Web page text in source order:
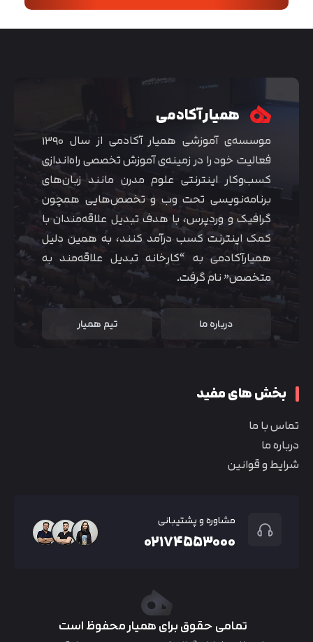
همیار آکادمی
موسسه‌ی آموزشی همیار آکادمی از سال ۱۳۹۰
فعالیت خود را در زمینه‌ی آموزش تخصصی راه‌اندازی
کسب‌و‌کار اینترنتی علوم مدرن مانند زبان‌های
برنامه‌نویسی تحت وب و تخصص‌هایی همچون
گرافیک و وردپرس، با هدف تبدیل علاقه‌مندان با
کمک اینترنت کسب درآمد کنند، به همین دلیل
همیارآکادمی به “کارخانه تبدیل علاقه‌مند به
متخصص” نام گرفت.
درباره ما تیم همیار
بخش های مفید
تماس با ما
درباره ما
شرایط و قوانین
مشاوره و پشتیبانی
۰۲۱۷۴۵۵۳۰۰۰
تمامی حقوق برای همیار محفوظ است
متوجه شدم